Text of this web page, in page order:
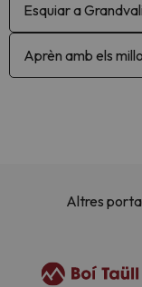
Esquiar a
Aprèn amb els
Altres